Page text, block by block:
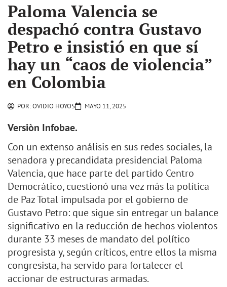
Paloma Valencia se
despachó contra Gustavo
Petro e insistió en que sí
hay un “caos de violencia”
en Colombia
POR:OVIDIO HOYOS MAYO 11, 2025
Versiòn Infobae.
Con un extenso análisis en sus redes sociales, la
senadora y precandidata presidencial Paloma
Valencia, que hace parte del partido Centro
Democrático, cuestionó una vez más la política
de Paz Total impulsada por el gobierno de
Gustavo Petro: que sigue sin entregar un balance
significativo en la reducción de hechos violentos
durante 33 meses de mandato del político
progresista y, según críticos, entre ellos la misma
congresista, ha servido para fortalecer el
accionar de estructuras armadas.